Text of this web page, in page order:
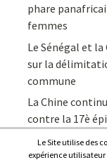
phare
femmes
Le Sénégal et
sur la
commune
La Chine
contre la 17è
Le Site utilise des
expérience utilisateur